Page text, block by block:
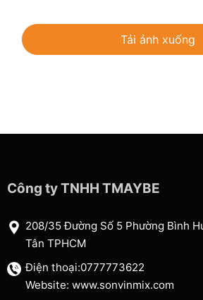
Tải ảnh xuống
Công ty TNHH TMAYBE
208/35 Đường Số 5 Phường Bình
Tân TPHCM
Điện thoại:0777773622
Website: www.sonvinmix.com